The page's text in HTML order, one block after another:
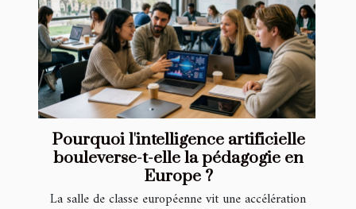
Pourquoi l'intelligence artificielle
bouleverse-t-elle la pédagogie en
Europe ?
La salle de classe européenne vit une accélération